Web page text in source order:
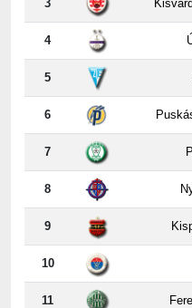
4
5
6
7
8
9
10
11
12